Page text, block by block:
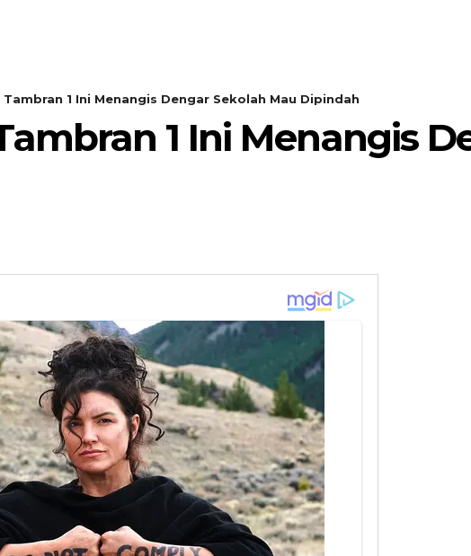
Tambran 1 Ini Menangis Dengar Sekolah Mau Dipindah
1 Ini Menangis